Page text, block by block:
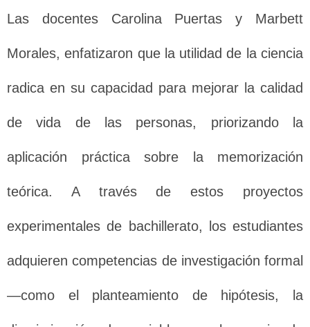
Las docentes Carolina Puertas y Marbett
Morales, enfatizaron que la utilidad de la ciencia
radica en su capacidad para mejorar la calidad
de vida de las personas, priorizando la
aplicación práctica sobre la memorización
teórica. A través de estos proyectos
experimentales de bachillerato, los estudiantes
adquieren competencias de investigación formal
—como el planteamiento de hipótesis, la